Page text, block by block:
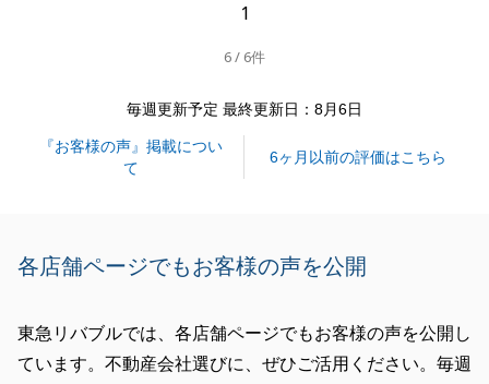
ただきましたこと、大変光栄です。
気軽に東急リバブルまでご相談くださいませ。
1
6 / 6件
毎週更新予定 最終更新日：8月6日
『お客様の声』掲載につい
て
6ヶ月以前の評価はこちら
各店舗ページでもお客様の声を公開
東急リバブルでは、各店舗ページでもお客様の声を公開し
ています。不動産会社選びに、ぜひご活用ください。毎週